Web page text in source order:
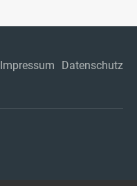
Impressum Datenschutz